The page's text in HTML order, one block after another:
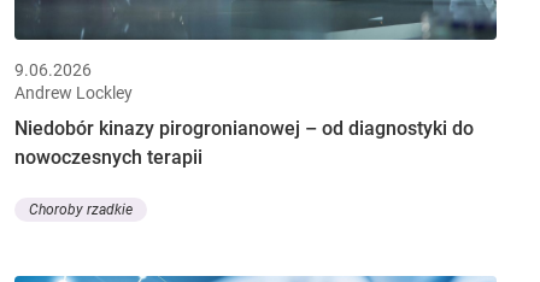
9.06.2026
Andrew Lockley
Niedobór kinazy pirogronianowej – od diagnostyki do
nowoczesnych terapii
Choroby rzadkie